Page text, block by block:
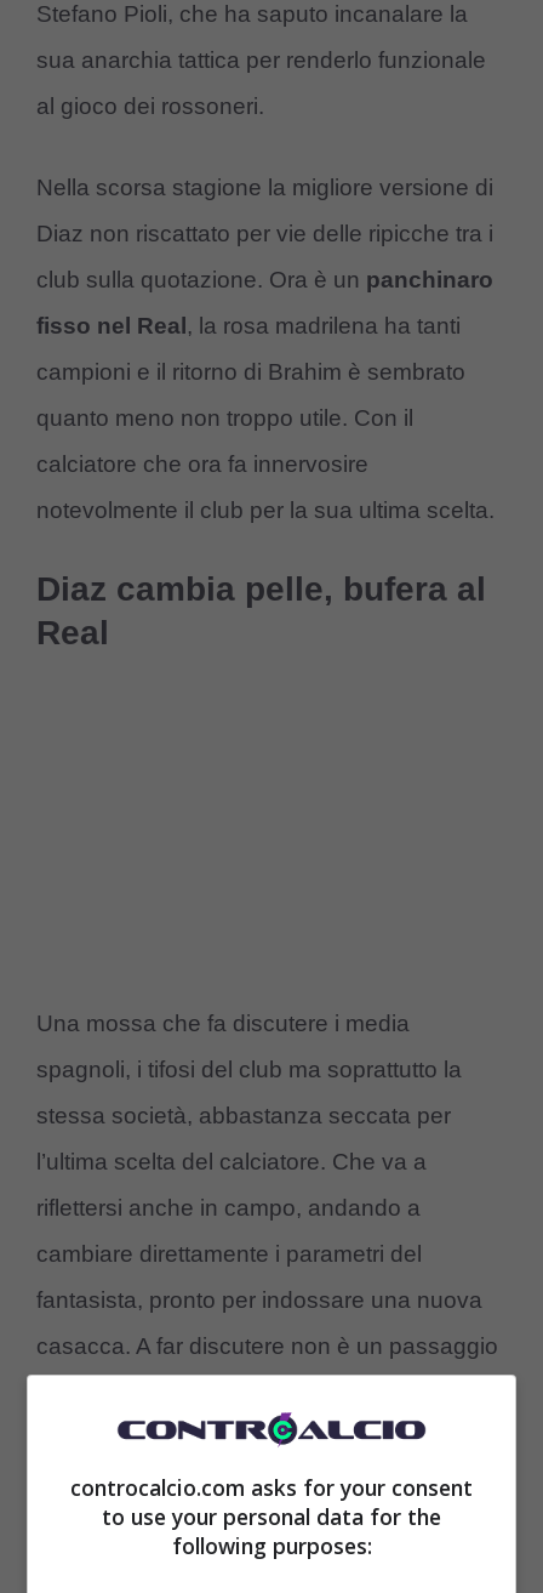
Stefano Pioli, che ha saputo incanalare la
sua anarchia tattica per renderlo funzionale
al gioco dei rossoneri.
Nella scorsa stagione la migliore versione di
Diaz non riscattato per vie delle ripicche tra i
club sulla quotazione. Ora è un panchinaro
fisso nel Real, la rosa madrilena ha tanti
campioni e il ritorno di Brahim è sembrato
quanto meno non troppo utile. Con il
calciatore che ora fa innervosire
notevolmente il club per la sua ultima scelta.
Diaz cambia pelle, bufera al
Real
Una mossa che fa discutere i media
spagnoli, i tifosi del club ma soprattutto la
stessa società, abbastanza seccata per
l’ultima scelta del calciatore. Che va a
riflettersi anche in campo, andando a
cambiare direttamente i parametri del
fantasista, pronto per indossare una nuova
casacca. A far discutere non è un passaggio
giocherà col Marocco.
controcalcio.com asks for your consent
to use your personal data for the
following purposes: